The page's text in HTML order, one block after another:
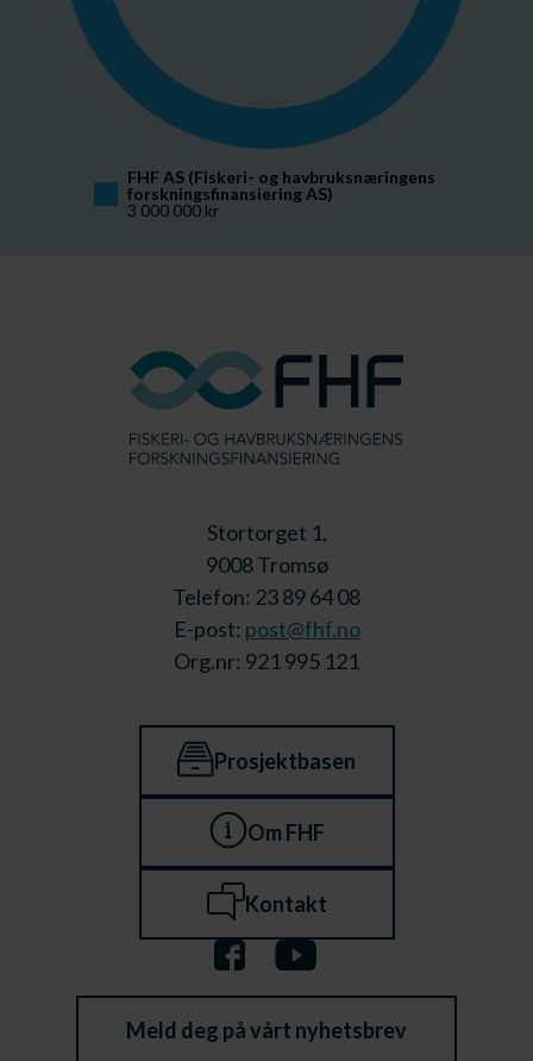
FHF AS (Fiskeri- og havbruksnæringens
forskningsfinansiering AS)
3 000 000 kr
Stortorget 1,
9008 Tromsø
Telefon: 23 89 64 08
E-post: post@fhf.no
Org.nr: 921 995 121
Prosjektbasen
Om FHF
Kontakt
Meld deg på vårt nyhetsbrev